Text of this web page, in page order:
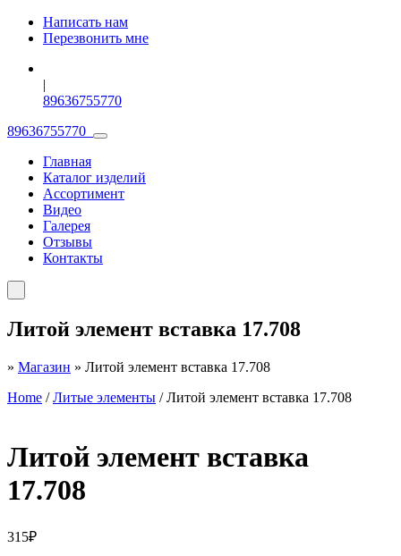
Написать нам
Перезвонить мне
|
89636755770
89636755770
Главная
Каталог изделий
Ассортимент
Видео
Галерея
Отзывы
Контакты
Литой элемент вставка 17.708
» Магазин » Литой элемент вставка 17.708
Home /Литые элементы / Литой элемент вставка 17.708
Литой элемент вставка
17.708
315₽